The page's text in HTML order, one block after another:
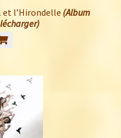
et l’Hirondelle (Album